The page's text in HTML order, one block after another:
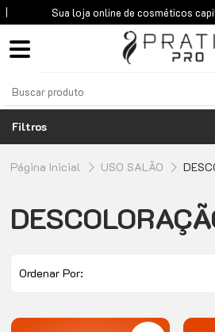
Sua loja online de cosméticos
Página Inicial USO SALÃO
Filtros